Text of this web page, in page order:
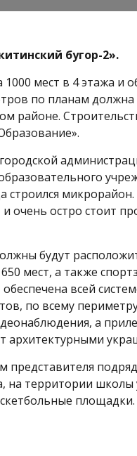
бугор-2».
1000 мест в 4 этажа и
по планам должна
районе.
строился
очень остро стоит
будут
мест, а также
всей
по всему
а
архитектурными
представителя
на территории школы
площадки.